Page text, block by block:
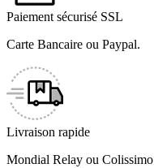
Paiement sécurisé SSL
Carte Bancaire ou Paypal.
Livraison rapide
Mondial Relay ou Colissimo